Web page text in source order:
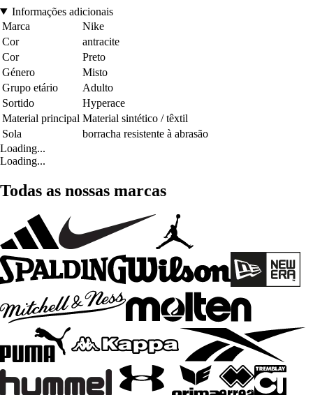
Informações adicionais
Marca
Nike
Cor
antracite
Cor
Preto
Género
Misto
Grupo etário
Adulto
Sortido
Hyperace
Material principal Material sintético / têxtil
Sola
borracha resistente à abrasão
Loading...
Loading...
Todas as nossas marcas